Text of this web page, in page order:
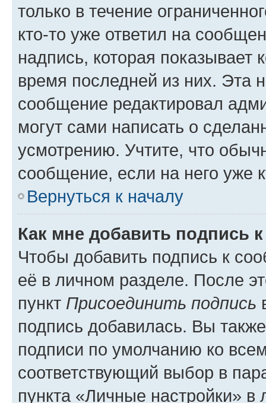
только в течение
кто-то уже ответил на
надпись, которая показывает
время последней из них. Эта
сообщение редактировал
могут сами написать о
усмотрению. Учтите, что
сообщение, если на него уже
Вернуться к началу
Как мне добавить подпись
Чтобы добавить подпись к
её в личном разделе. После
пункт Присоединить подпись
подпись добавилась. Вы
подписи по умолчанию ко
соответствующий выбор в
пункта «Личные настройки»